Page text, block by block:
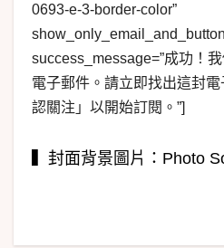
0693-e-3-border-color”
success_message=”成功！
電子郵件。請立即找出這封
認關注」以開始訂閱。”]
▍封面背景圖片：Photo